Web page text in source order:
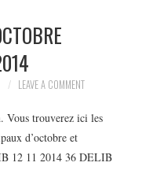
LEAVE A COMMENT
Vous trouverez ici les
d’octobre et
12 11 2014 36 DELIB